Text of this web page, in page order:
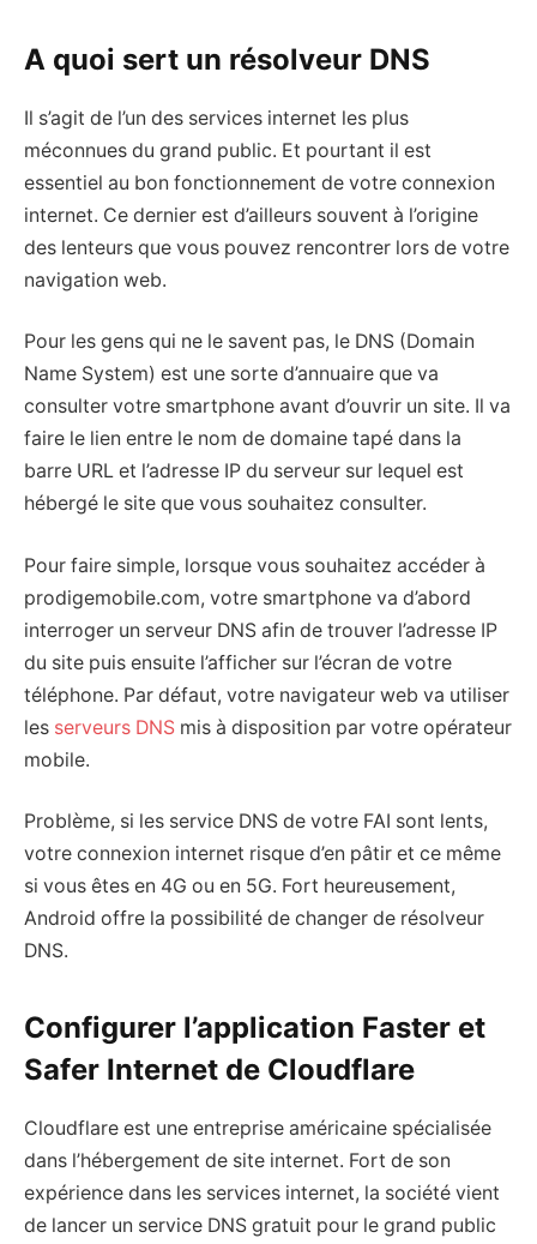
A quoi sert un résolveur DNS
Il s’agit de l’un des services internet les plus
méconnues du grand public. Et pourtant il est
essentiel au bon fonctionnement de votre connexion
internet. Ce dernier est d’ailleurs souvent à l’origine
des lenteurs que vous pouvez rencontrer lors de votre
navigation web.
Pour les gens qui ne le savent pas, le DNS (Domain
Name System) est une sorte d’annuaire que va
consulter votre smartphone avant d’ouvrir un site. Il va
faire le lien entre le nom de domaine tapé dans la
barre URL et l’adresse IP du serveur sur lequel est
hébergé le site que vous souhaitez consulter.
Pour faire simple, lorsque vous souhaitez accéder à
prodigemobile.com, votre smartphone va d’abord
interroger un serveur DNS afin de trouver l’adresse IP
du site puis ensuite l’afficher sur l’écran de votre
téléphone. Par défaut, votre navigateur web va utiliser
les serveurs DNS mis à disposition par votre opérateur
mobile.
Problème, si les service DNS de votre FAI sont lents,
votre connexion internet risque d’en pâtir et ce même
si vous êtes en 4G ou en 5G. Fort heureusement,
Android offre la possibilité de changer de résolveur
DNS.
Configurer l’application Faster et
Safer Internet de Cloudflare
Cloudflare est une entreprise américaine spécialisée
dans l’hébergement de site internet. Fort de son
expérience dans les services internet, la société vient
de lancer un service DNS gratuit pour le grand public